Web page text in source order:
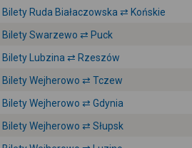
Bilety Ruda Białaczowska ⇄ Końskie
Bilety Swarzewo ⇄ Puck
Bilety Lubzina ⇄ Rzeszów
Bilety Wejherowo ⇄ Tczew
Bilety Wejherowo ⇄ Gdynia
Bilety Wejherowo ⇄ Słupsk